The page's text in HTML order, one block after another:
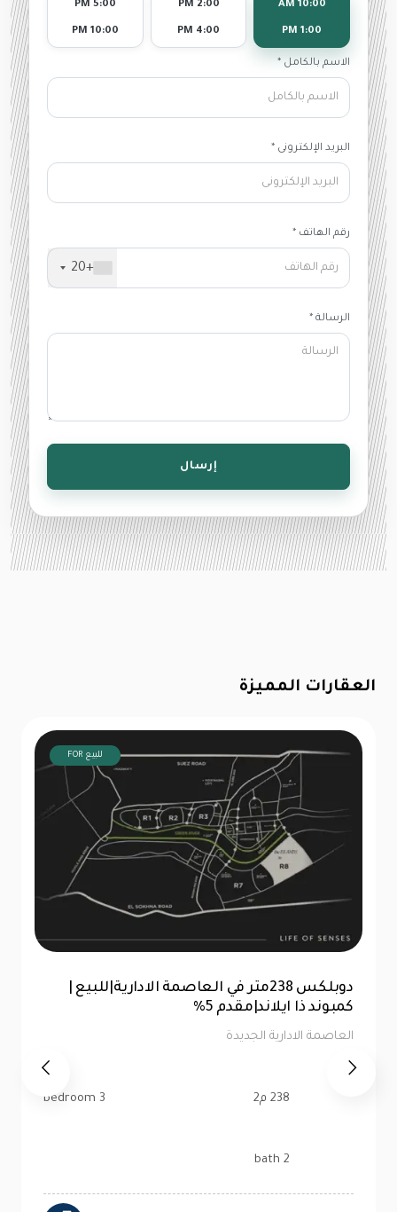
10:00 AM
1:00 PM
2:00 PM
4:00 PM
5:00 PM
10:00 PM
الاسم بالكامل *
البريد الإلكترونى *
رقم الهاتف *
+20
الرسالة *
إرسال
العقارات المميزة
FOR للبيع
للبيع |شقة 99 متر|كمبوند ذا ايلاند العاصمة
الإدارية |تقسيط 10سنين
العاصمة الادارية الجديدة
99 م2 2 bedroom
1 bath